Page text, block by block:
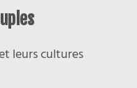
leurs cultures